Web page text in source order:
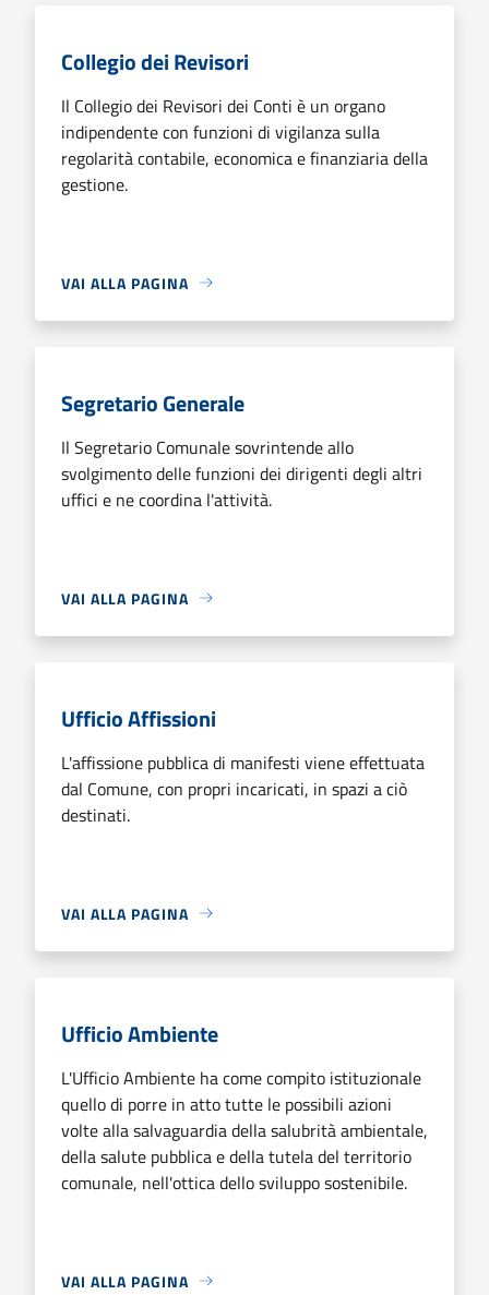
Collegio dei Revisori
Il Collegio dei Revisori dei Conti è un organo
indipendente con funzioni di vigilanza sulla
regolarità contabile, economica e finanziaria della
gestione.
VAI ALLA PAGINA
Segretario Generale
Il Segretario Comunale sovrintende allo
svolgimento delle funzioni dei dirigenti degli altri
uffici e ne coordina l'attività.
VAI ALLA PAGINA
Ufficio Affissioni
L'affissione pubblica di manifesti viene effettuata
dal Comune, con propri incaricati, in spazi a ciò
destinati.
VAI ALLA PAGINA
Ufficio Ambiente
L'Ufficio Ambiente ha come compito istituzionale
quello di porre in atto tutte le possibili azioni
volte alla salvaguardia della salubrità ambientale,
della salute pubblica e della tutela del territorio
comunale, nell'ottica dello sviluppo sostenibile.
VAI ALLA PAGINA